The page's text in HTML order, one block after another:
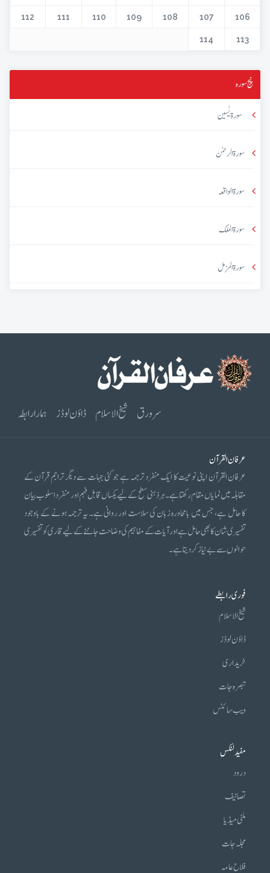
106
107
108
109
110
111
112
113
114
پنج سورہ
سورۃ یٰسین
سورۃ الرحمٰن
سورۃ الواقعہ
سورۃ الملک
سورۃ المزمل
سرورق شیخ الاسلام ڈاؤن لوڈز ہمارا رابطہ
عرفان القرآن
عرفان القرآن اپنی نوعیت کا ایک منفرد ترجمہ ہے جو کئی جہات سے دیگر تراجم قرآن کے
مقابلہ میں نمایاں مقام رکھتا ہے۔ ہر ذہنی سطح کے لیے یکساں قابل فہم اور منفرد اسلوب بیان
کا حامل ہے، جس میں بامحاورہ زبان کی سلاست اور روانی ہے۔ یہ ترجمہ ہونے کے باوجود
تفسیری شان کا بھی حامل ہے اور آیات کے مفاہیم کی وضاحت جاننے کے لیے قاری کو تفسیری
حوالوں سے بے نیاز کر دیتا ہے۔
فوری رابطے
شیخ الاسلام
ڈاؤن لوڈز
خریداری
تبصرہ جات
ویب سائٹس
مفید لنکس
درود
تصانیف
ملٹی میڈیا
مجلہ جات
فلاح عامہ